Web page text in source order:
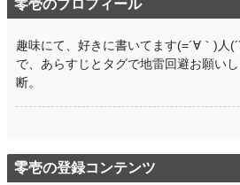
文字数 17,656
更新日時
週間ポイント 494 pt (14,642 位)
零壱のプロフィール
趣味にて、好きに書いてます(=´∀｀)人
で、あらすじとタグで地雷回避お願い
断。
零壱の登録コンテンツ